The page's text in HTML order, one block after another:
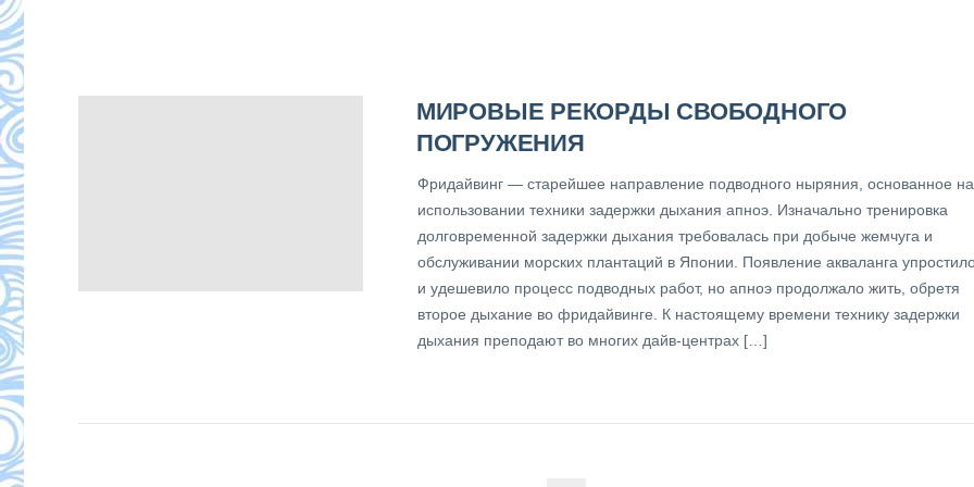
МИРОВЫЕ РЕКОРДЫ СВОБОДНОГО
ПОГРУЖЕНИЯ
Фридайвинг — старейшее направление подводного ныряния, основанное на
использовании техники задержки дыхания апноэ. Изначально тренировка
долговременной задержки дыхания требовалась при добыче жемчуга и
обслуживании морских плантаций в Японии. Появление акваланга
и удешевило процесс подводных работ, но апноэ продолжало жить, обретя
второе дыхание во фридайвинге. К настоящему времени технику задержки
дыхания преподают во многих дайв-центрах […]